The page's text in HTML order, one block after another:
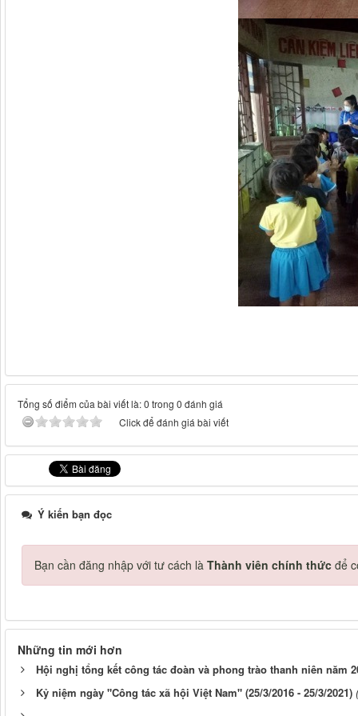
Tổng số điểm của bài viết là: 0 trong 0 đánh giá
Click để đánh giá bài viết
Ý kiến bạn đọc
Bạn cần đăng nhập với tư cách là Thành viên chính thức để
Những tin mới hơn
Hội nghị tổng kết công tác đoàn và phong trào thanh niên năm
Kỷ niệm ngày "Công tác xã hội Việt Nam" (25/3/2016 - 25/3/2021)